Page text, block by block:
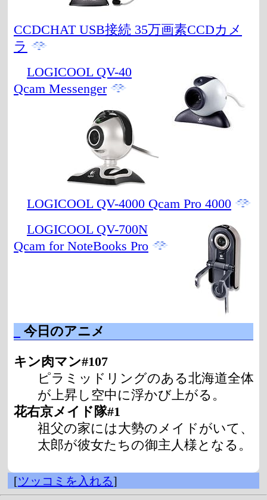
CCDCHAT USB接続 35万画素CCDカメ
ラ
LOGICOOL QV-40
Qcam Messenger
LOGICOOL QV-4000 Qcam Pro 4000
LOGICOOL QV-700N
Qcam for NoteBooks Pro
今日のアニメ
キン肉マン#107
ピラミッドリングのある北海道全体
が上昇し空中に浮かび上がる。
花右京メイド隊#1
祖父の家には大勢のメイドがいて、
太郎が彼女たちの御主人様となる。
[ツッコミを入れる]